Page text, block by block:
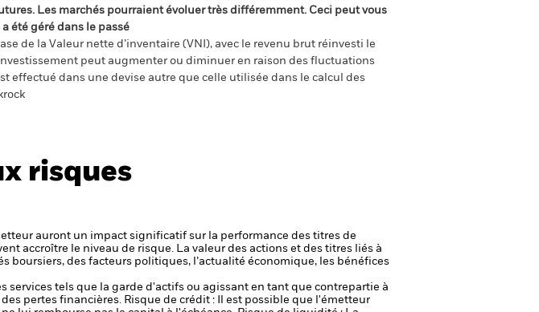
Les marchés pourraient évoluer très différemment. Ceci peut vous
été géré dans le passé
de la Valeur nette d’inventaire (VNI), avec le revenu brut réinvesti le
peut augmenter ou diminuer en raison des fluctuations
effectué dans une devise autre que celle utilisée dans le calcul des
risques
auront un impact significatif sur la performance des titres de
accroître le niveau de risque. La valeur des actions et des titres liés à
des facteurs politiques, l’actualité économique, les bénéfices
tels que la garde d'actifs ou agissant en tant que contrepartie à
pertes financières. Risque de crédit : Il est possible que l'émetteur